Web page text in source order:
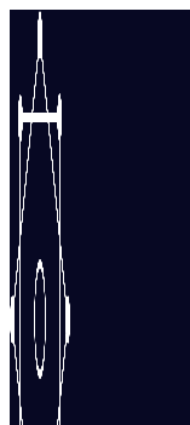
Перейти
содержимому